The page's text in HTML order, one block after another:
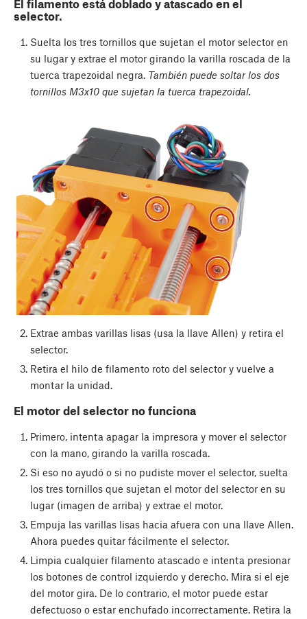
El filamento está doblado y atascado en el
selector.
Suelta los tres tornillos que sujetan el motor selector en
su lugar y extrae el motor girando la varilla roscada de la
tuerca trapezoidal negra. También puede soltar los dos
tornillos M3x10 que sujetan la tuerca trapezoidal.
Extrae ambas varillas lisas (usa la llave Allen) y retira el
selector.
Retira el hilo de filamento roto del selector y vuelve a
montar la unidad.
El motor del selector no funciona
Primero, intenta apagar la impresora y mover el selector
con la mano, girando la varilla roscada.
Si eso no ayudó o si no pudiste mover el selector, suelta
los tres tornillos que sujetan el motor del selector en su
lugar (imagen de arriba) y extrae el motor.
Empuja las varillas lisas hacia afuera con una llave Allen.
Ahora puedes quitar fácilmente el selector.
Limpia cualquier filamento atascado e intenta presionar
los botones de control izquierdo y derecho. Mira si el eje
del motor gira. De lo contrario, el motor puede estar
defectuoso o estar enchufado incorrectamente. Retira la